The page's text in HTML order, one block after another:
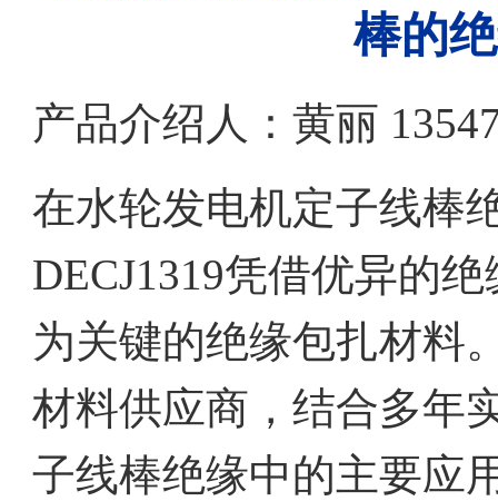
棒的
产品介绍人：黄丽
在水轮发电机定子线棒
DECJ1319凭借优异的
为关键的绝缘包扎材料
材料供应商，结合多年
子线棒绝缘中的主要应